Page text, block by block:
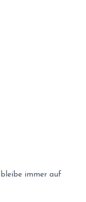
immer auf